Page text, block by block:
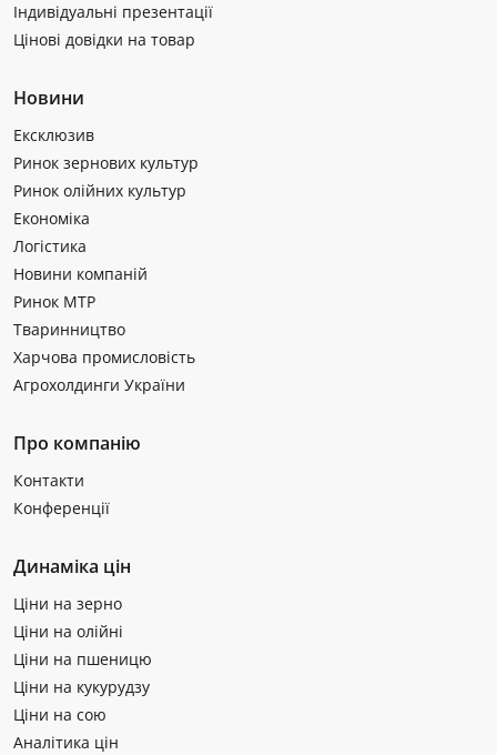
Індивідуальні презентації
Цінові довідки на товар
Новини
Ексклюзив
Ринок зернових культур
Ринок олійних культур
Економіка
Логістика
Новини компаній
Ринок МТР
Тваринництво
Харчова промисловість
Агрохолдинги України
Про компанію
Контакти
Конференції
Динаміка цін
Ціни на зерно
Ціни на олійні
Ціни на пшеницю
Ціни на кукурудзу
Ціни на сою
Аналітика цін